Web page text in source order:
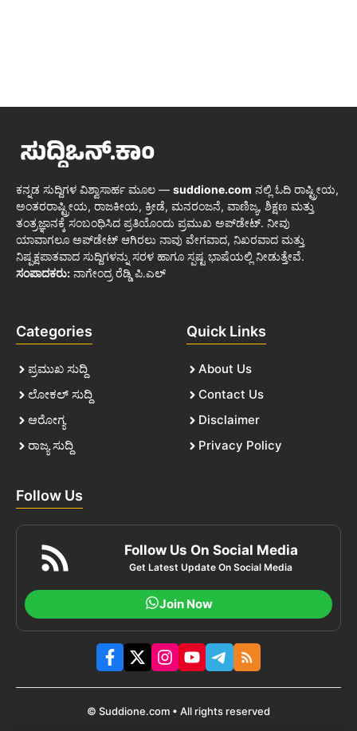
ಕನ್ನಡ ಸುದ್ದಿಗಳ ವಿಶ್ವಾಸಾರ್ಹ ಮೂಲ — suddione.com ನಲ್ಲಿ ಓದಿ ರಾಷ್ಟ್ರೀಯ,
ಅಂತರರಾಷ್ಟ್ರೀಯ, ರಾಜಕೀಯ, ಕ್ರೀಡೆ, ಮನರಂಜನೆ, ವಾಣಿಜ್ಯ, ಶಿಕ್ಷಣ ಮತ್ತು
ತಂತ್ರಜ್ಞಾನಕ್ಕೆ ಸಂಬಂಧಿಸಿದ ಪ್ರತಿಯೊಂದು ಪ್ರಮುಖ ಅಪ್‌ಡೇಟ್. ನೀವು
ಯಾವಾಗಲೂ ಅಪ್‌ಡೇಟ್ ಆಗಿರಲು ನಾವು ವೇಗವಾದ, ನಿಖರವಾದ ಮತ್ತು
ನಿಷ್ಪಕ್ಷಪಾತವಾದ ಸುದ್ದಿಗಳನ್ನು ಸರಳ ಹಾಗೂ ಸ್ಪಷ್ಟ ಭಾಷೆಯಲ್ಲಿ ನೀಡುತ್ತೇವೆ.
ಸಂಪಾದಕರು: ನಾಗೇಂದ್ರ ರೆಡ್ಡಿ ಪಿ.ಎಲ್
Categories
ಪ್ರಮುಖ ಸುದ್ದಿ
ಲೋಕಲ್ ಸುದ್ದಿ
ಆರೋಗ್ಯ
ರಾಜ್ಯ ಸುದ್ದಿ
Quick Links
About Us
Contact Us
Disclaimer
Privacy Policy
Follow Us
Follow Us On Social Media
Get Latest Update On Social Media
Join Now
© Suddione.com • All rights reserved